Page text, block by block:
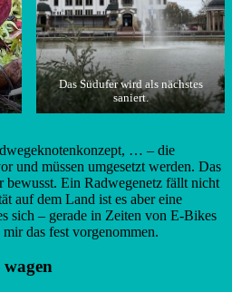
Das Südufer wird als nächstes
saniert.
… – die
und müssen umgesetzt werden. Das
Ein Radwegenetz fällt nicht
auf dem Land ist es aber eine
sich – gerade in Zeiten von E-Bikes
das fest vorgenommen.
wagen